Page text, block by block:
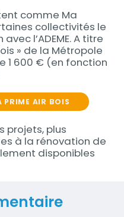
comme Ma
collectivités le
l’ADEME. A titre
» de la Métropole
1 600 € (en fonction
PRIME AIR BOIS
projets, plus
à la rénovation de
disponibles